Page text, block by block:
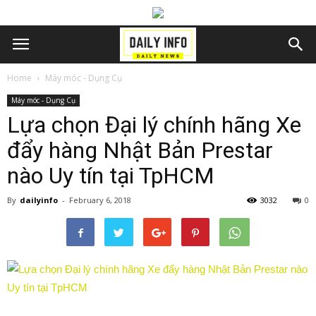
Home Máy móc - Dụng Cụ
Máy móc - Dụng Cụ
Lựa chọn Đại lý chính hãng Xe
đẩy hàng Nhật Bản Prestar
nào Uy tín tại TpHCM
By dailyinfo - February 6, 2018 0
3032